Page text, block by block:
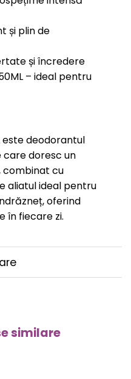
și plin de
și încredere
– ideal pentru
este deodorantul
doresc un
combinat cu
aliatul ideal pentru
oferind
în fiecare zi.
similare